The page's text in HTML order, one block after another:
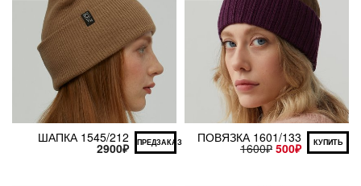
ШАПКА 1545/212
2900₽ ПРЕДЗАКАЗ ПОВЯЗКА 1601/133
1600₽ 500₽ КУПИТЬ